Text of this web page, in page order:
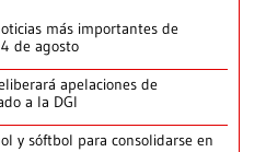
más importantes de
de agosto
apelaciones de
a la DGI
y sóftbol para consolidarse en